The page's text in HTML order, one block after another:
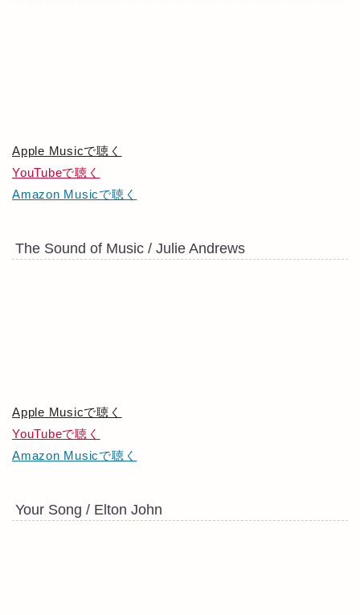
Apple Musicで聴く
YouTubeで聴く
Amazon Musicで聴く
The Sound of Music / Julie Andrews
Apple Musicで聴く
YouTubeで聴く
Amazon Musicで聴く
Your Song / Elton John